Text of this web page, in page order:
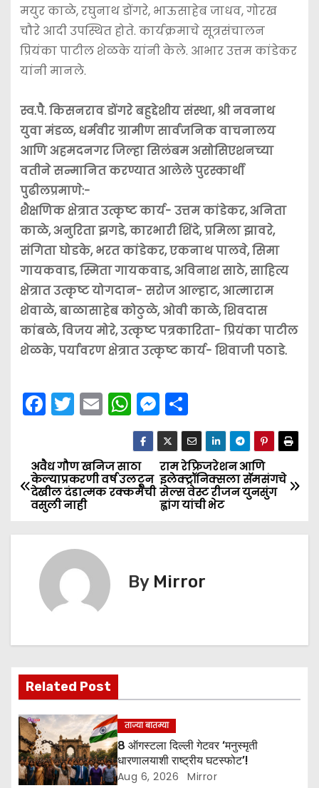
मयुर काळे, रघुनाथ डोंगरे, भाऊसाहेब जाधव, गोरख
चौरे आदी उपस्थित होते. कार्यक्रमाचे सूत्रसंचालन
प्रियंका पाटील शेळके यांनी केले. आभार उत्तम कांडेकर
यांनी मानले.
स्व.पै. किसनराव डोंगरे बहुद्देशीय संस्था, श्री नवनाथ
युवा मंडळ, धर्मवीर ग्रामीण सार्वजनिक वाचनालय
आणि अहमदनगर जिल्हा सिलंबम असोसिएशनच्या
वतीने सन्मानित करण्यात आलेले पुरस्कार्थी
पुढीलप्रमाणे:-
शैक्षणिक क्षेत्रात उत्कृष्ट कार्य- उत्तम कांडेकर, अनिता
काळे, अनुरिता झगडे, कारभारी शिंदे, प्रमिला झावरे,
संगिता घोडके, भरत कांडेकर, एकनाथ पालवे, सिमा
गायकवाड, स्मिता गायकवाड, अविनाश साठे, साहित्य
क्षेत्रात उत्कृष्ट योगदान- सरोज आल्हाट, आत्माराम
शेवाळे, बाळासाहेब कोठुळे, ओवी काळे, शिवदास
कांबळे, विजय मोरे, उत्कृष्ट पत्रकारिता- प्रियंका पाटील
शेळके, पर्यावरण क्षेत्रात उत्कृष्ट कार्य- शिवाजी पठाडे.
F
a
e
b
o
o
k
T
w
er
E
m
l
W
h
a
ts
A
p
M
e
s
s
e
n
g
S
h
ar
e
P
o
s
g
a
t
राम रेफ्रिजरेशन आणि
इलेक्ट्रॉनिक्सला सॅमसंगचे
सेल्स वेस्ट रीजन युनसुंग
ह्वांग यांची भेट
अवैध गौण खनिज साठा
केल्याप्रकरणी वर्ष उलटून
देखील दंडात्मक रक्कमेची
वसुली नाही
By Mirror
Related Post
ताज्या बातम्या
8 ऑगस्टला दिल्ली गेटवर ‘मनुस्मृती
धारणालयाशी राष्ट्रीय घटस्फोट’!
Aug 6, 2026 Mirror